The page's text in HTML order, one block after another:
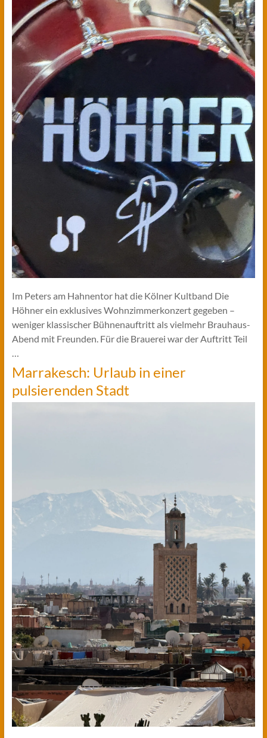
Im Peters am Hahnentor hat die Kölner Kultband Die
Höhner ein exklusives Wohnzimmerkonzert gegeben –
weniger klassischer Bühnenauftritt als vielmehr Brauhaus-
Abend mit Freunden. Für die Brauerei war der Auftritt Teil
Marrakesch: Urlaub in einer
pulsierenden Stadt